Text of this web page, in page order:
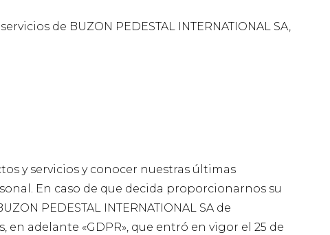
de BUZON PEDESTAL INTERNATIONAL SA,
y servicios y conocer nuestras últimas
En caso de que decida proporcionarnos su
PEDESTAL INTERNATIONAL SA de
adelante «GDPR», que entró en vigor el 25 de